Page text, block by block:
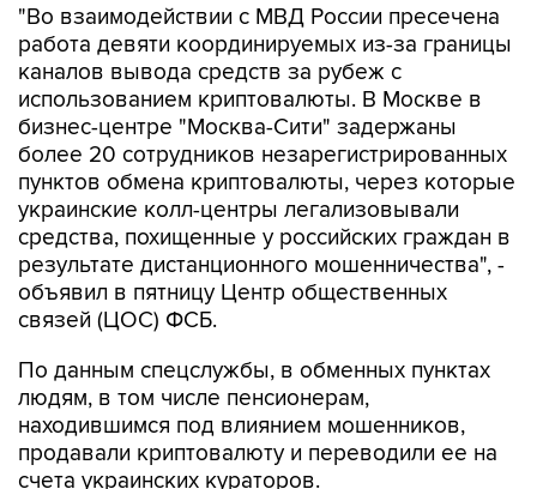
"Во взаимодействии с МВД России пресечена
работа девяти координируемых из-за границы
каналов вывода средств за рубеж с
использованием криптовалюты. В Москве в
бизнес-центре "Москва-Сити" задержаны
более 20 сотрудников незарегистрированных
пунктов обмена криптовалюты, через которые
украинские колл-центры легализовывали
средства, похищенные у российских граждан в
результате дистанционного мошенничества", -
объявил в пятницу Центр общественных
связей (ЦОС) ФСБ.
По данным спецслужбы, в обменных пунктах
людям, в том числе пенсионерам,
находившимся под влиянием мошенников,
продавали криптовалюту и переводили ее на
счета украинских кураторов.